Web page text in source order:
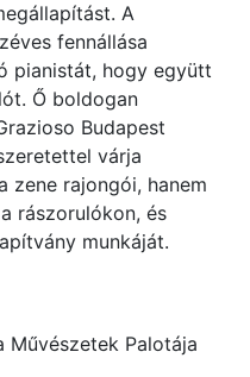
A
fennállása
pianistát, hogy együtt
Ő boldogan
Budapest
várja
zene rajongói, hanem
rászorulókon, és
munkáját.
Művészetek Palotája